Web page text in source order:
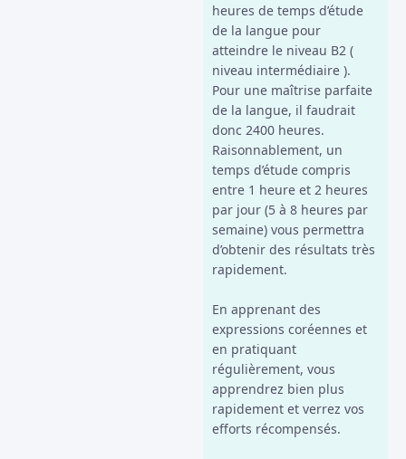
heures de temps d’étude
de la langue pour
atteindre le niveau B2 (
niveau intermédiaire ).
Pour une maîtrise parfaite
de la langue, il faudrait
donc 2400 heures.
Raisonnablement, un
temps d’étude compris
entre 1 heure et 2 heures
par jour (5 à 8 heures par
semaine) vous permettra
d’obtenir des résultats très
rapidement.
En apprenant des
expressions coréennes et
en pratiquant
régulièrement, vous
apprendrez bien plus
rapidement et verrez vos
efforts récompensés.